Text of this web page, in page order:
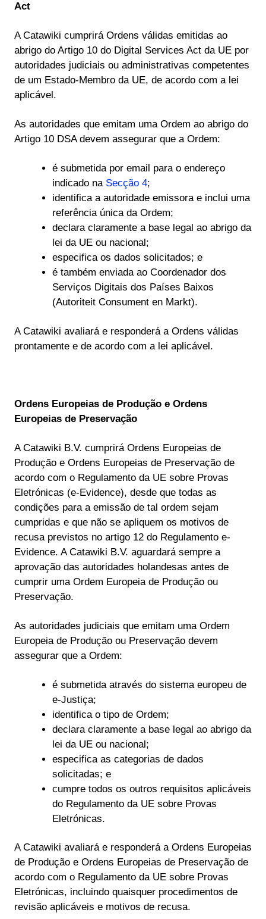
Act
A Catawiki cumprirá Ordens válidas emitidas ao
abrigo do Artigo 10 do Digital Services Act da UE por
autoridades judiciais ou administrativas competentes
de um Estado-Membro da UE, de acordo com a lei
aplicável.
As autoridades que emitam uma Ordem ao abrigo do
Artigo 10 DSA devem assegurar que a Ordem:
é submetida por email para o endereço
indicado na Secção 4;
identifica a autoridade emissora e inclui uma
referência única da Ordem;
declara claramente a base legal ao abrigo da
lei da UE ou nacional;
especifica os dados solicitados; e
é também enviada ao Coordenador dos
Serviços Digitais dos Países Baixos
(Autoriteit Consument en Markt).
A Catawiki avaliará e responderá a Ordens válidas
prontamente e de acordo com a lei aplicável.
Ordens Europeias de Produção e Ordens
Europeias de Preservação
A Catawiki B.V. cumprirá Ordens Europeias de
Produção e Ordens Europeias de Preservação de
acordo com o Regulamento da UE sobre Provas
Eletrónicas (e-Evidence), desde que todas as
condições para a emissão de tal ordem sejam
cumpridas e que não se apliquem os motivos de
recusa previstos no artigo 12 do Regulamento e-
Evidence. A Catawiki B.V. aguardará sempre a
aprovação das autoridades holandesas antes de
cumprir uma Ordem Europeia de Produção ou
Preservação.
As autoridades judiciais que emitam uma Ordem
Europeia de Produção ou Preservação devem
assegurar que a Ordem:
é submetida através do sistema europeu de
e-Justiça;
identifica o tipo de Ordem;
declara claramente a base legal ao abrigo da
lei da UE ou nacional;
especifica as categorias de dados
solicitadas; e
cumpre todos os outros requisitos aplicáveis
do Regulamento da UE sobre Provas
Eletrónicas.
A Catawiki avaliará e responderá a Ordens Europeias
de Produção e Ordens Europeias de Preservação de
acordo com o Regulamento da UE sobre Provas
Eletrónicas, incluindo quaisquer procedimentos de
revisão aplicáveis e motivos de recusa.